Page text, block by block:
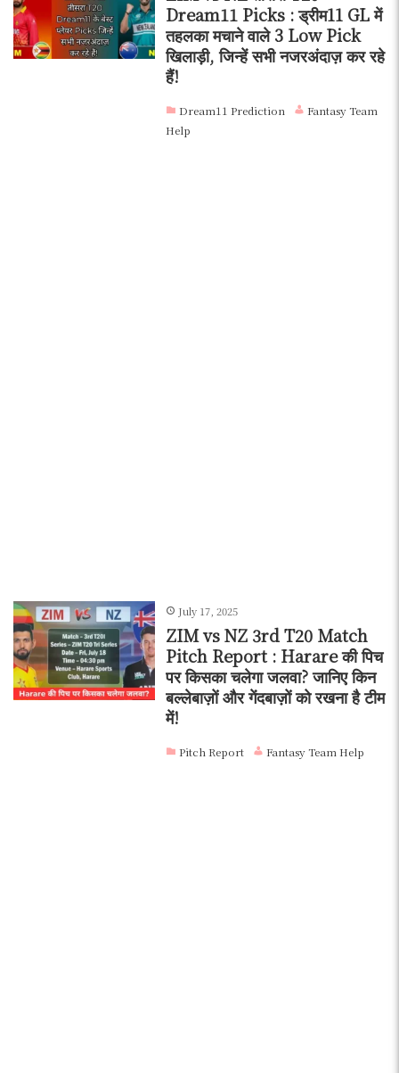
Dream11 Picks : ड्रीम11 GL में
तहलका मचाने वाले 3 Low Pick
खिलाड़ी, जिन्हें सभी नजरअंदाज़ कर रहे
हैं!
Dream11 Prediction
Fantasy Team
Help
July 17, 2025
ZIM vs NZ 3rd T20 Match
Pitch Report : Harare की पिच
पर किसका चलेगा जलवा? जानिए किन
बल्लेबाज़ों और गेंदबाज़ों को रखना है टीम
में!
Pitch Report Fantasy Team Help